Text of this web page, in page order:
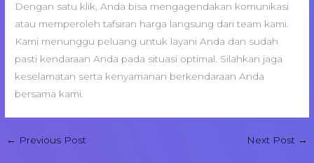
Dengan satu klik, Anda bisa mengagendakan komunikasi
atau memperoleh tafsiran harga langsung dari team kami.
Kami menunggu peluang untuk layani Anda dan sudah
pasti kendaraan Anda pada situasi optimal. Silahkan jaga
keselamatan serta kenyamanan berkendaraan Anda
bersama kami.
← Previous Post Next Post →